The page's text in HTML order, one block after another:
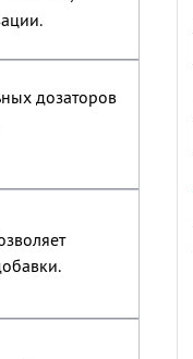
дозаторов